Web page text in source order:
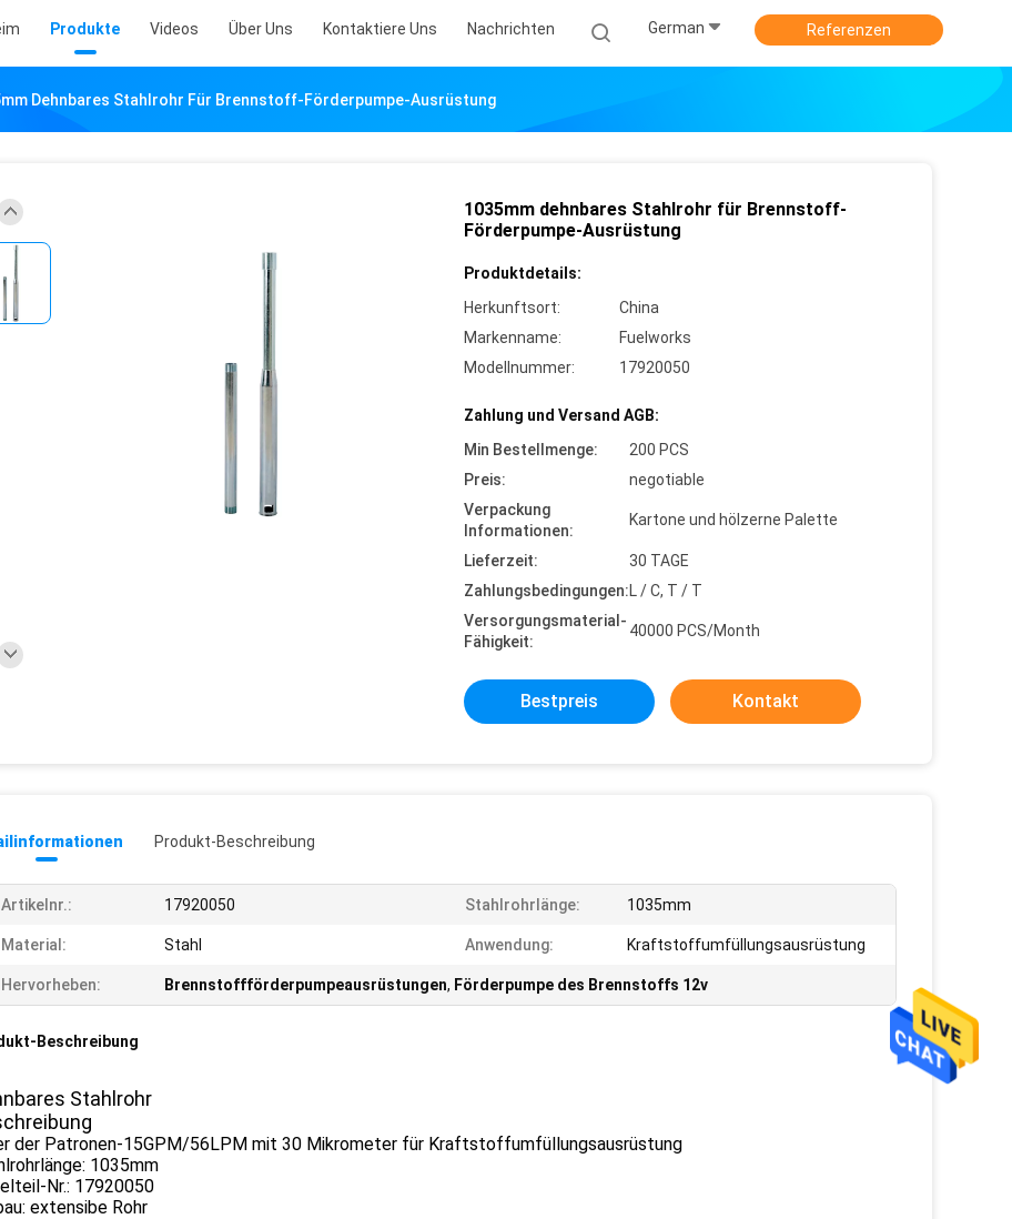
Produkte Videos Über Uns Kontaktiere Uns Nachrichten German Referenzen
Dehnbares Stahlrohr Für Brennstoff-Förderpumpe-Ausrüstung
1035mm dehnbares Stahlrohr für Brennstoff-
Förderpumpe-Ausrüstung
Produktdetails:
Herkunftsort:
China
Markenname:
Fuelworks
Modellnummer:
17920050
Zahlung und Versand AGB:
Min Bestellmenge:
200 PCS
Preis:
negotiable
Verpackung
Informationen:
Kartone und hölzerne Palette
Lieferzeit:
30 TAGE
Zahlungsbedingungen:L / C, T / T
Versorgungsmaterial-
Fähigkeit:
40000 PCS/Month
Bestpreis Kontakt
Produkt-Beschreibung
Artikelnr.: 17920050 Stahlrohrlänge: 1035mm
Material: Stahl Anwendung: Kraftstoffumfüllungsausrüstung
Hervorheben: Brennstoffförderpumpeausrüstungen, Förderpumpe des Brennstoffs 12v
Beschreibung
Stahlrohr
der Patronen-15GPM/56LPM mit 30 Mikrometer für Kraftstoffumfüllungsausrüstung
1035mm
Nr.: 17920050
extensibe Rohr